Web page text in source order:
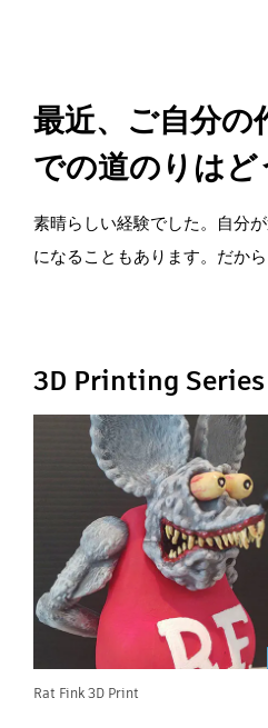
最近、ご自分
での道のりは
素晴らしい経験でした。自分
になることもあります。だか
3D Printing
Rat Fink 3D Print